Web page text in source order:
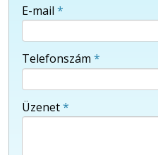
-
E-mail *
Telefonszám *
Üzenet*